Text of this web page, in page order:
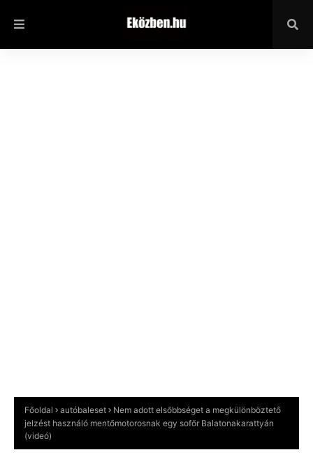
Főoldal autóbaleset
Nem adott elsőbbséget a megkülönböztető
jelzést használó mentőmotorosnak egy sofőr Balatonakarattyán
(videó)